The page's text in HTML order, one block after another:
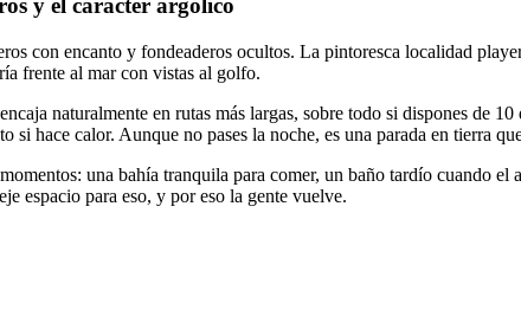
y el carácter argólico
con encanto y fondeaderos ocultos. La pintoresca localidad
frente al mar con vistas al golfo.
naturalmente en rutas más largas, sobre todo si dispones de
hace calor. Aunque no pases la noche, es una parada en tierra
una bahía tranquila para comer, un baño tardío cuando
espacio para eso, y por eso la gente vuelve.